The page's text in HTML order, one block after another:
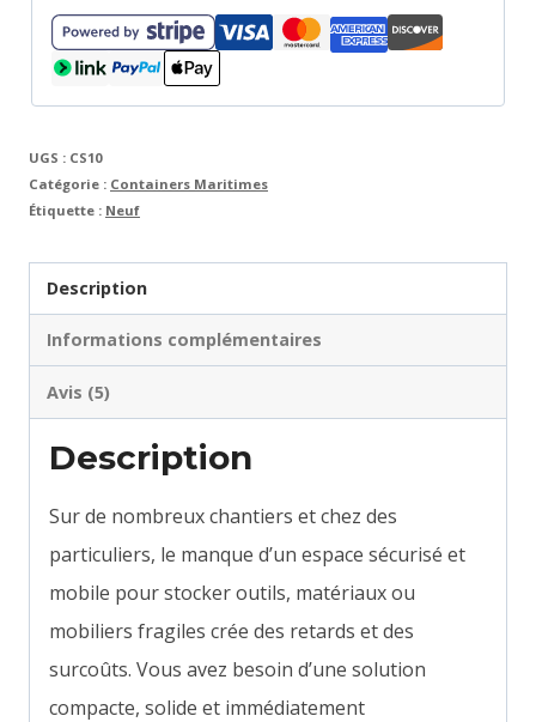
Idéal
pour
et
l’aménagement
UGS : CS10
Catégorie : Containers Maritimes
Étiquette : Neuf
Description
Informations complémentaires
Avis (5)
Description
Sur de nombreux chantiers et chez des
particuliers, le manque d’un espace sécurisé et
mobile pour stocker outils, matériaux ou
mobiliers fragiles crée des retards et des
surcoûts. Vous avez besoin d’une solution
compacte, solide et immédiatement